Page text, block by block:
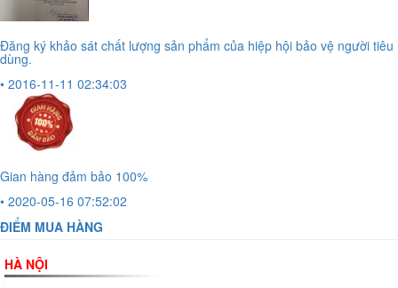
Đăng ký khảo sát chất lượng sản phẩm của hiệp hội bảo vệ người tiêu
dùng.
• 2016-11-11 02:34:03
Gian hàng đảm bảo 100%
• 2020-05-16 07:52:02
ĐIỂM MUA HÀNG
HÀ NỘI